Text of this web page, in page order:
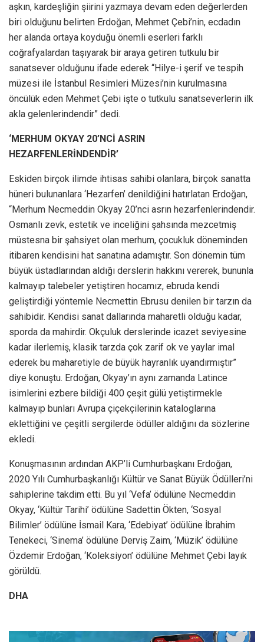
aşkın, kardeşliğin şiirini yazmaya devam eden değerlerden
biri olduğunu belirten Erdoğan, Mehmet Çebi’nin, ecdadın
her alanda ortaya koyduğu önemli eserleri farklı
coğrafyalardan taşıyarak bir araya getiren tutkulu bir
sanatsever olduğunu ifade ederek “Hilye-i şerif ve tespih
müzesi ile İstanbul Resimleri Müzesi’nin kurulmasına
öncülük eden Mehmet Çebi işte o tutkulu sanatseverlerin ilk
akla gelenlerindendir” dedi.
‘MERHUM OKYAY 20’NCİ ASRIN
HEZARFENLERİNDENDİR’
Eskiden birçok ilimde ihtisas sahibi olanlara, birçok sanatta
hüneri bulunanlara ‘Hezarfen’ denildiğini hatırlatan Erdoğan,
“Merhum Necmeddin Okyay 20’nci asrın hezarfenlerindendir.
Osmanlı zevk, estetik ve inceliğini şahsında mezcetmiş
müstesna bir şahsiyet olan merhum, çocukluk döneminden
itibaren kendisini hat sanatına adamıştır. Son dönemin tüm
büyük üstadlarından aldığı derslerin hakkını vererek, bununla
kalmayıp talebeler yetiştiren hocamız, ebruda kendi
geliştirdiği yöntemle Necmettin Ebrusu denilen bir tarzın da
sahibidir. Kendisi sanat dallarında maharetli olduğu kadar,
sporda da mahirdir. Okçuluk derslerinde icazet seviyesine
kadar ilerlemiş, klasik tarzda çok zarif ok ve yaylar imal
ederek bu maharetiyle de büyük hayranlık uyandırmıştır”
diye konuştu. Erdoğan, Okyay’ın aynı zamanda Latince
isimlerini ezbere bildiği 400 çeşit gülü yetiştirmekle
kalmayıp bunları Avrupa çiçekçilerinin kataloglarına
eklettiğini ve çeşitli sergilerde ödüller aldığını da sözlerine
ekledi.
Konuşmasının ardından AKP’li Cumhurbaşkanı Erdoğan,
2020 Yılı Cumhurbaşkanlığı Kültür ve Sanat Büyük Ödülleri’ni
sahiplerine takdim etti. Bu yıl ‘Vefa’ ödülüne Necmeddin
Okyay, ‘Kültür Tarihi’ ödülüne Sadettin Ökten, ‘Sosyal
Bilimler’ ödülüne İsmail Kara, ‘Edebiyat’ ödülüne İbrahim
Tenekeci, ‘Sinema’ ödülüne Derviş Zaim, ‘Müzik’ ödülüne
Özdemir Erdoğan, ‘Koleksiyon’ ödülüne Mehmet Çebi layık
görüldü.
DHA